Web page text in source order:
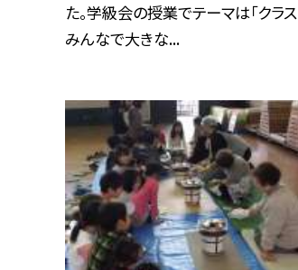
た。学級会の授業でテーマは「クラス
みんなで大きな...